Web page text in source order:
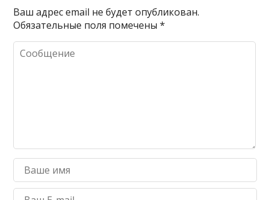
Ваш адрес email не будет опубликован.
Обязательные поля помечены*